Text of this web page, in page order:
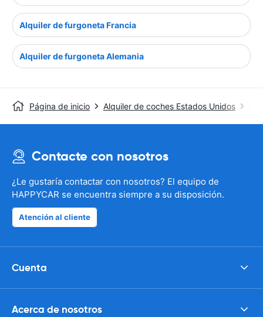
Alquiler de furgoneta Francia
Alquiler de furgoneta Alemania
Página de inicio Alquiler de coches Estados Unidos
Contacte con nosotros
¿Le gustaría contactar con nosotros? El equipo de
HAPPYCAR se encuentra siempre a su disposición.
Atención al cliente
Cuenta
Acerca de nosotros